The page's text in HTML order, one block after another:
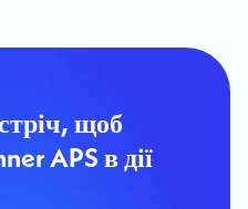
щоб
APS в дії